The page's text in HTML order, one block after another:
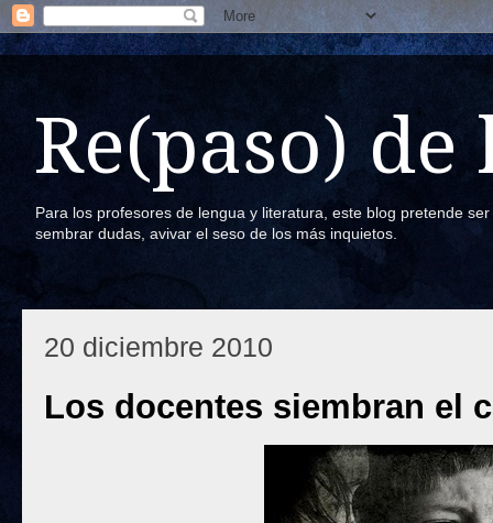
Re(paso) de
Para los profesores de lengua y literatura, este blog pretende
sembrar dudas, avivar el seso de los más inquietos.
20 diciembre 2010
Los docentes siembran el